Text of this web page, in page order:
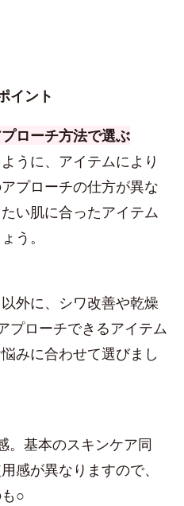
イント
ローチ方法で選ぶ
うに、アイテムにより
プローチの仕方が異な
い肌に合ったアイテム
う。
外に、シワ改善や乾燥
プローチできるアイテム
みに合わせて選びまし
。基本のスキンケア同
感が異なりますので、
○